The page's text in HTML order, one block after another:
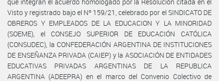
Visto y registrado bajo el Nº 159/21, celebrado por el SINDICATO DE
OBREROS Y EMPLEADOS DE LA EDUCACION Y LA MINORIDAD
(SOEME), el CONSEJO SUPERIOR DE EDUCACIÓN CATÓLICA
(CONSUDEC), la CONFEDERACIÓN ARGENTINA DE INSTITUCIONES
DE ENSEÑANZA PRIVADA (CAIEP) y la ASOCIACIÓN DE ENTIDADES
EDUCATIVAS PRIVADAS ARGENTINAS DE LA REPUBLICA
ARGENTINA (ADEEPRA) en el marco del Convenio Colectivo de